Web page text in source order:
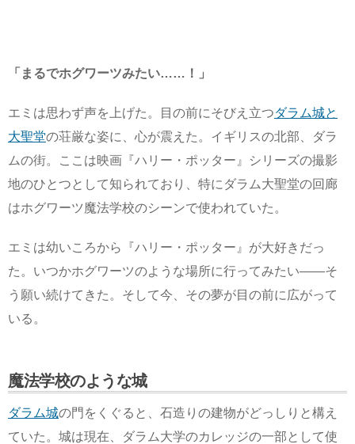
「まるでホグワーツみたい……！」
エミは思わず声を上げた。目の前にそびえ立つダラム城と
大聖堂の荘厳な姿に、心が震えた。イギリスの北部、ダラ
ムの街。ここは映画『ハリー・ポッター』シリーズの撮影
地のひとつとして知られており、特にダラム大聖堂の回廊
はホグワーツ魔法学校のシーンで使われていた。
エミは幼いころから『ハリー・ポッター』が大好きだっ
た。いつかホグワーツのような場所に行ってみたい――そ
う願い続けてきた。そして今、その夢が目の前に広がって
いる。
魔法学校のような城
ダラム城の門をくぐると、石造りの建物がどっしりと構え
ていた。城は現在、ダラム大学のカレッジの一部として使